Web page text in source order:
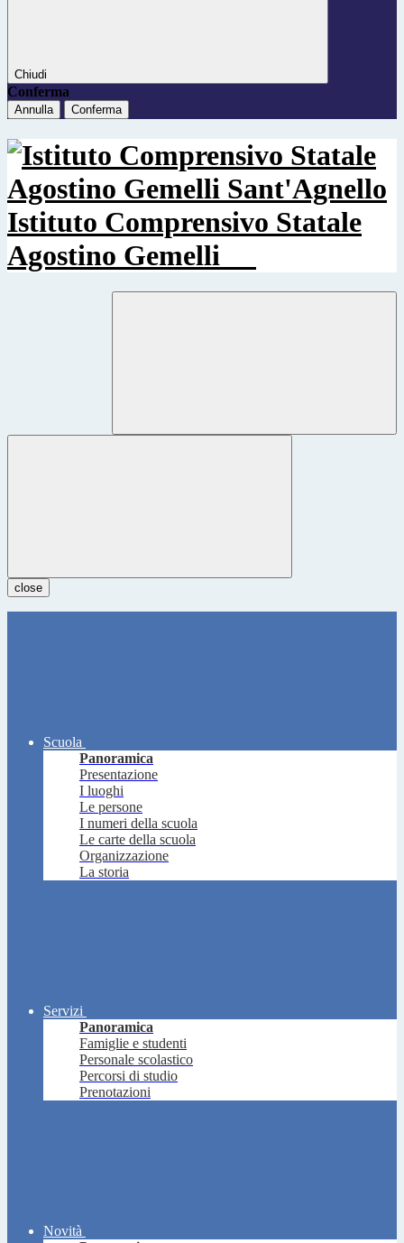
Chiudi
Conferma
Annulla Conferma
Istituto Comprensivo Statale
Agostino Gemelli
close
Scuola
Panoramica
Presentazione
I luoghi
Le persone
I numeri della scuola
Le carte della scuola
Organizzazione
La storia
Servizi
Panoramica
Famiglie e studenti
Personale scolastico
Percorsi di studio
Prenotazioni
Novità